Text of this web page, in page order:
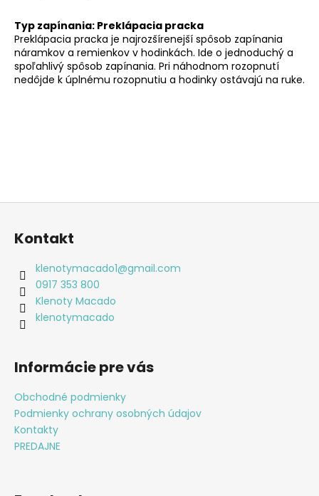
Typ zapínania: Preklápacia pracka
Preklápacia pracka je najrozšírenejší spôsob zapínania
náramkov a remienkov v hodinkách. Ide o jednoduchý a
spoľahlivý spôsob zapínania. Pri náhodnom rozopnutí
nedôjde k úplnému rozopnutiu a hodinky ostávajú na ruke.
Z
Kontakt
klenotymacado1@gmail.com
0917 353 800
Klenoty Macado
klenotymacado
Informácie pre vás
Obchodné podmienky
Podmienky ochrany osobných údajov
Kontakty
PREDAJNE